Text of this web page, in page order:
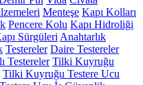
Menteşe Kapı Kolları
Pencere Kolu Kapı Hidroliği
Sürgüleri Anahtarlık
Testereler Daire Testereler
Testereler Tilki Kuyruğu
Tilki Kuyruğu Testere Ucu